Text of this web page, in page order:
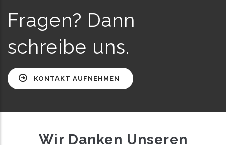
Fragen? Dann
schreibe uns.
KONTAKT AUFNEHMEN
Wir Danken Unseren